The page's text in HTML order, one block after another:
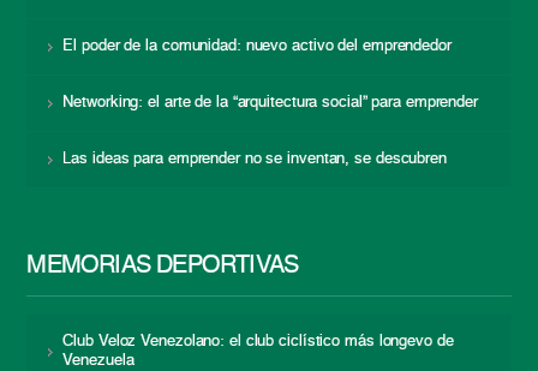
El poder de la comunidad: nuevo activo del emprendedor
Networking: el arte de la “arquitectura social” para emprender
Las ideas para emprender no se inventan, se descubren
MEMORIAS DEPORTIVAS
Club Veloz Venezolano: el club ciclístico más longevo de
Venezuela